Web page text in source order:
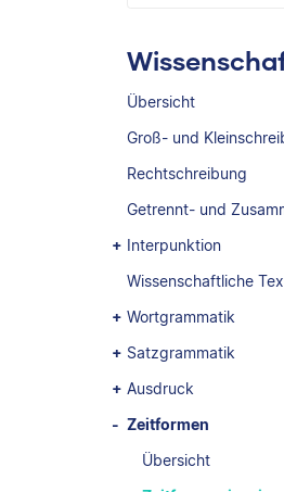
Übersicht
Groß- und
Rechtschreibung
Getrennt- und
Interpunktion
Wissenschaftliche
Wortgrammatik
Satzgrammatik
Ausdruck
Zeitformen
Übersicht